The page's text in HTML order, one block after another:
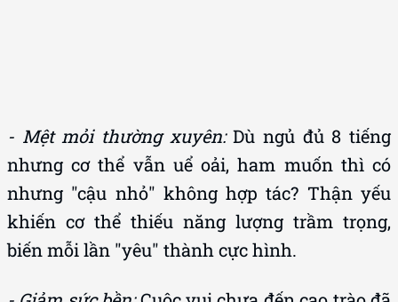
nhưng cơ thể vẫn uể oải, ham muốn thì có
nhưng "cậu nhỏ" không hợp tác? Thận yếu
khiến cơ thể thiếu năng lượng trầm trọng,
biến mỗi lần "yêu" thành cực hình.
- Giảm sức bền:Cuộc vui chưa đến cao trào đã
"xuất binh" hoặc phải chờ rất lâu mới "tái